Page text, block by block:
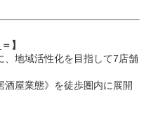
＝】
、地域活性化を目指して7店舗
屋業態》を徒歩圏内に展開